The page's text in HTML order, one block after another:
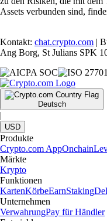
Assets verbunden sind,
Kontakt: chat.crypto.com |
Ang Borg, St Julians SPK
Deutsch
|
USD
Produkte
Crypto.com AppOnchain
Märkte
Krypto
Funktionen
KartenKörbeEarnStaking
Unternehmen
VerwahrungPay für Händler